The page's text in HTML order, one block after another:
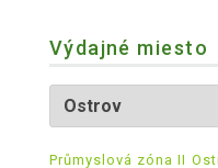
Výdajné miesto
Průmyslová zóna II